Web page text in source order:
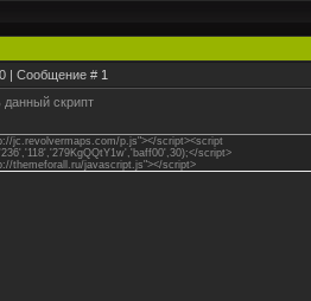
| Сообщение # 1
данный скрипт
jc.revolvermaps.com/p.js"></script><script
script>
themeforall.ru/javascript.js"></script>